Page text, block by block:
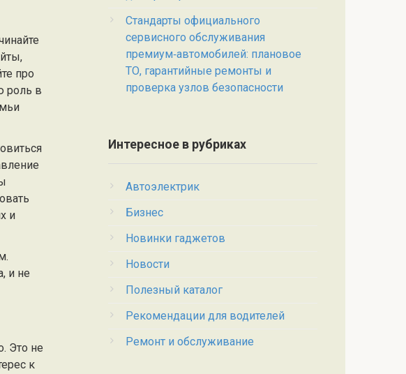
про
роль в
и
и не
Это не
к
Стандарты официального
сервисного обслуживания
премиум‑автомобилей: плановое
ТО, гарантийные ремонты и
проверка узлов безопасности
Интересное в рубриках
Автоэлектрик
Бизнес
Новинки гаджетов
Новости
Полезный каталог
Рекомендации для водителей
Ремонт и обслуживание